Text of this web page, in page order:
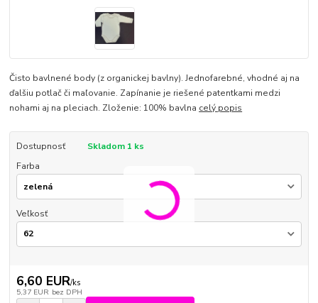
Čisto bavlnené body (z organickej bavlny). Jednofarebné, vhodné aj na
ďalšiu potlač či maľovanie. Zapínanie je riešené patentkami medzi
nohami aj na pleciach. Zloženie: 100% bavlna celý popis
Dostupnosť
Skladom 1 ks
Farba
Veľkosť
6,60 EUR/ks
5,37 EUR bez DPH